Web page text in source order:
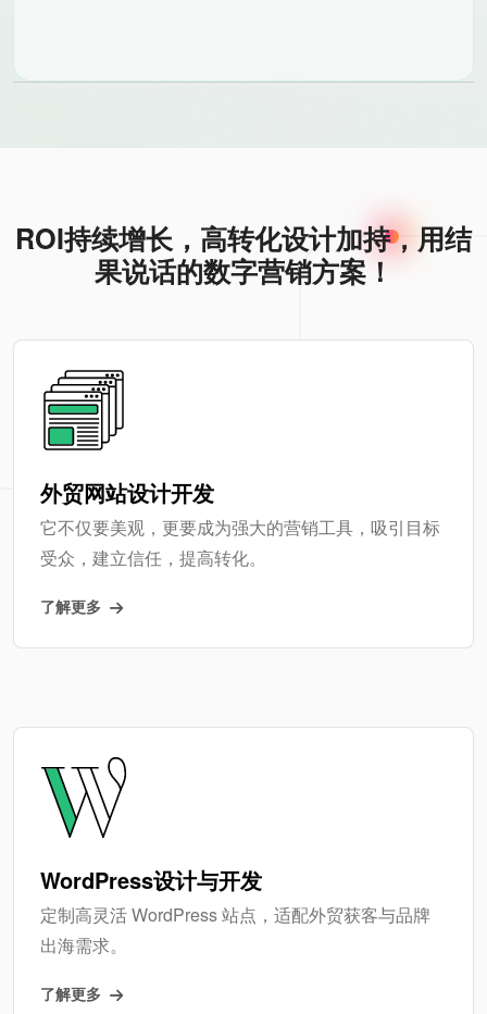
ROI持续增长，高转化设计加持，用结
果说话的数字营销方案！
外贸网站设计开发
它不仅要美观，更要成为强大的营销工具，吸引目标
受众，建立信任，提高转化。
了解更多
WordPress设计与开发
定制高灵活 WordPress 站点，适配外贸获客与品牌
出海需求。
了解更多